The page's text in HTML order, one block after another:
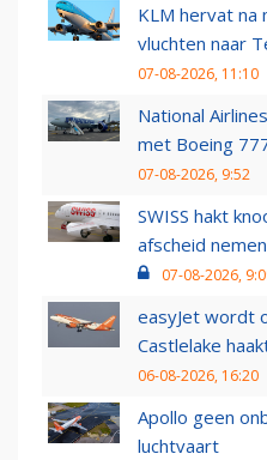
KLM hervat na
vluchten naar
07-08-2026, 11:10
National
met Boeing
07-08-2026, 9:52
SWISS hakt
afscheid
07-08-2026,
easyJet wordt
Castlelake
06-08-2026, 16:20
Apollo geen
luchtvaart